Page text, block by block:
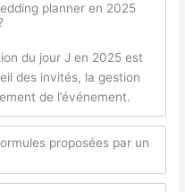
planner en 2025
du jour J en 2025 est
des invités, la gestion
de l’événement.
proposées par un